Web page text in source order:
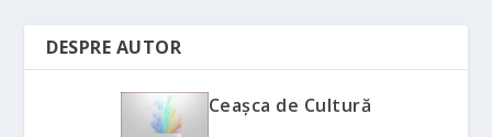
DESPRE AUTOR
Ceașca de Cultură